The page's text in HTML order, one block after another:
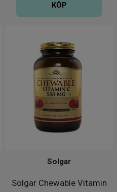
KÖP
Solgar Chewable Vitamin
Solgar